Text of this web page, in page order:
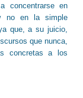
concentrarse en
no en la simple
que, a su juicio,
que nunca,
concretas a los